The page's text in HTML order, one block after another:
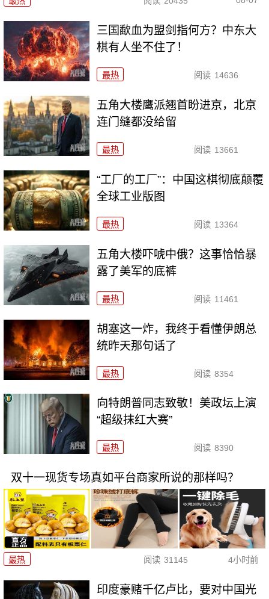
三国歃血为盟剑指何方？中东大
棋有人坐不住了！
最热 阅读 14636
五角大楼鹰派翘首盼进京，北京
连门缝都没给留
最热 阅读 13661
“工厂的工厂”：中国这棋彻底颠覆
全球工业版图
最热 阅读 13364
五角大楼吓唬中俄？这事恰恰暴
露了美军的底裤
最热 阅读 11461
胡塞这一炸，我终于看懂伊朗总
统昨天那句话了
最热 阅读 8354
向特朗普同志致敬！美政坛上演
“超级抹红大赛”
最热 阅读 8390
双十一现货专场真如平台商家所说的那样吗？
最热 阅读 31145 4小时前
印度豪赌千亿卢比，要对中国光